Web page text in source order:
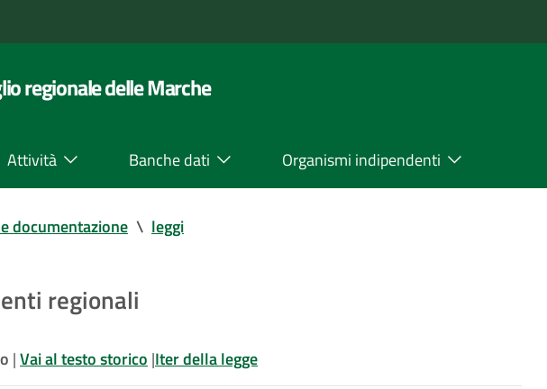
regionale delle Marche
Attività Banche dati Organismi indipendenti
documentazione \ leggi
regionali
|Vai al testo storico |Iter della legge